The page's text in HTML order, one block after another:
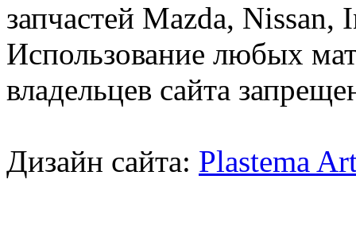
запчастей Mazda,
Использование любых
владельцев сайта
Дизайн сайта: Plastema